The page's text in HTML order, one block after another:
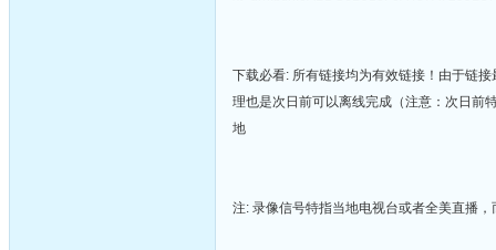
下载必看: 所有链接均为有效链接！由于链
理也是次日前可以离线完成（注意：次日前
地
注: 录像信号特指当地电视台或者全美直播